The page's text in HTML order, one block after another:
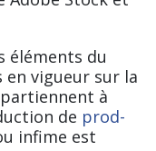
éléments du
vigueur sur la
à
de prod-
infime est